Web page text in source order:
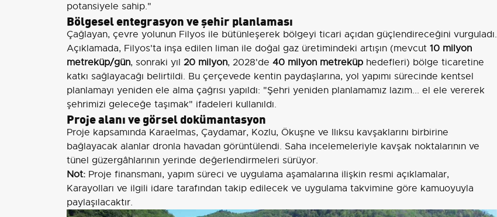
potansiyele sahip."
Bölgesel entegrasyon ve şehir planlaması
Çağlayan, çevre yolunun Filyos ile bütünleşerek bölgeyi ticari açıdan güçlendireceğini vurguladı.
Açıklamada, Filyos'ta inşa edilen liman ile doğal gaz üretimindeki artışın (mevcut 10 milyon
metreküp/gün, sonraki yıl 20 milyon, 2028'de 40 milyon metreküp hedefleri) bölge ticaretine
katkı sağlayacağı belirtildi. Bu çerçevede kentin paydaşlarına, yol yapımı sürecinde kentsel
planlamayı yeniden ele alma çağrısı yapıldı: "Şehri yeniden planlamamız lazım... el ele vererek
şehrimizi geleceğe taşımak" ifadeleri kullanıldı.
Proje alanı ve görsel dokümantasyon
Proje kapsamında Karaelmas, Çaydamar, Kozlu, Ökuşne ve Ilıksu kavşaklarını birbirine
bağlayacak alanlar dronla havadan görüntülendi. Saha incelemeleriyle kavşak noktalarının ve
tünel güzergâhlarının yerinde değerlendirmeleri sürüyor.
Not: Proje finansmanı, yapım süreci ve uygulama aşamalarına ilişkin resmi açıklamalar,
Karayolları ve ilgili idare tarafından takip edilecek ve uygulama takvimine göre kamuoyuyla
paylaşılacaktır.